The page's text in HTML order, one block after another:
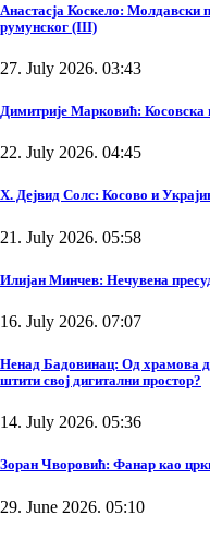
Анастасја Коскело: Молдавски
румунског (III)
27. July 2026. 03:43
Димитрије Марковић: Косовска
22. July 2026. 04:45
Х. Дејвид Солс: Косово и
21. July 2026. 05:58
Илијан Минчев: Нечувена
16. July 2026. 07:07
Ненад Бадовинац: Од храмова
штити свој дигитални простор?
14. July 2026. 05:36
Зоран Чворовић: Фанар као
29. June 2026. 05:10